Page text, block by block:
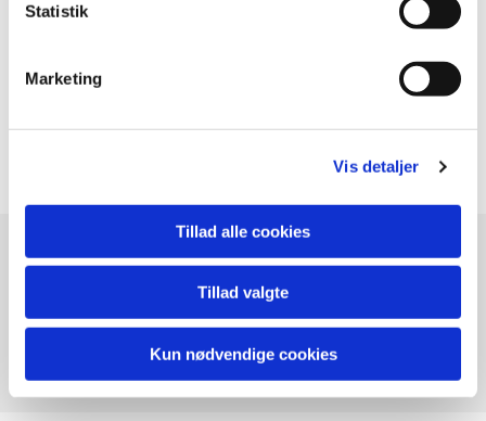
Statistik
Marketing
Vis detaljer
Tillad alle cookies
Tillad valgte
Kun nødvendige cookies
Desværre aflyst i år da tilslutningen var for lille.